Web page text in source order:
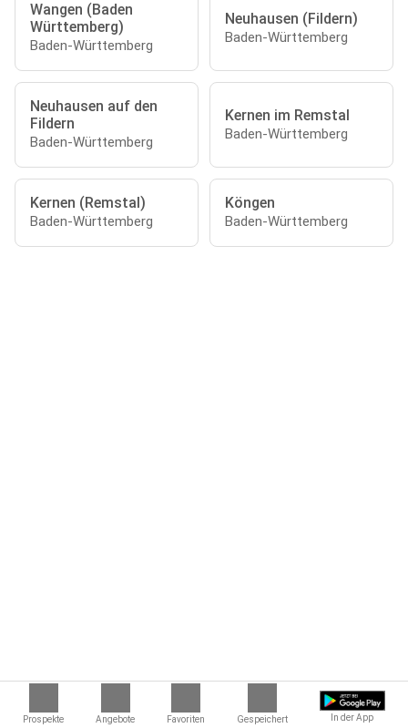
Prospekte Angebote Favoriten Gespeichert In der App
Wangen (Baden
Württemberg)
Baden-Württemberg
Neuhausen (Fildern)
Baden-Württemberg
Neuhausen auf den
Fildern
Baden-Württemberg
Kernen im Remstal
Baden-Württemberg
Kernen (Remstal)
Baden-Württemberg
Köngen
Baden-Württemberg